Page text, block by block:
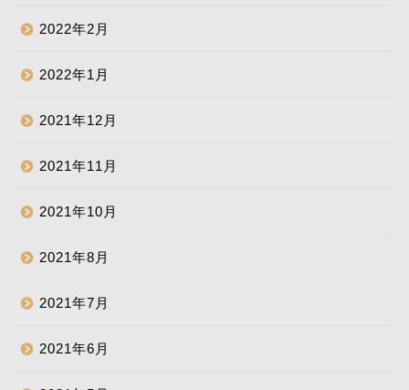
2022年2月
2022年1月
2021年12月
2021年11月
2021年10月
2021年8月
2021年7月
2021年6月